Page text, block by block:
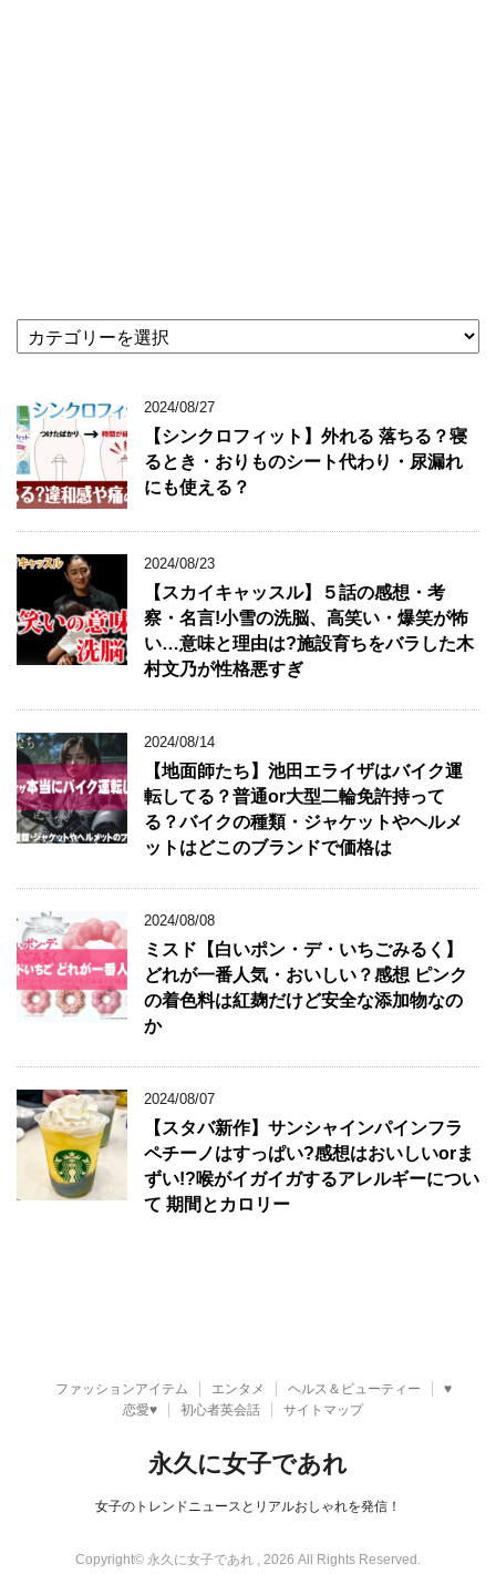
記
テ
ゴ
リ
★
2024/08/27
【シンクロフィット】外れる 落ちる？寝
るとき・おりものシート代わり・尿漏れ
にも使える？
2024/08/23
【スカイキャッスル】５話の感想・考
察・名言!小雪の洗脳、高笑い・爆笑が怖
い…意味と理由は?施設育ちをバラした木
村文乃が性格悪すぎ
2024/08/14
【地面師たち】池田エライザはバイク運
転してる？普通or大型二輪免許持って
る？バイクの種類・ジャケットやヘルメ
ットはどこのブランドで価格は
2024/08/08
ミスド【白いポン・デ・いちごみるく】
どれが一番人気・おいしい？感想 ピンク
の着色料は紅麹だけど安全な添加物なの
か
2024/08/07
【スタバ新作】サンシャインパインフラ
ペチーノはすっぱい?感想はおいしいorま
ずい!?喉がイガイガするアレルギーについ
て 期間とカロリー
ファッションアイテム エンタメ ヘルス＆ビューティー
♥
恋愛♥
初心者英会話 サイトマップ
永久に女子であれ
女子のトレンドニュースとリアルおしゃれを発信！
Copyright© 永久に女子であれ , 2026 All Rights Reserved.